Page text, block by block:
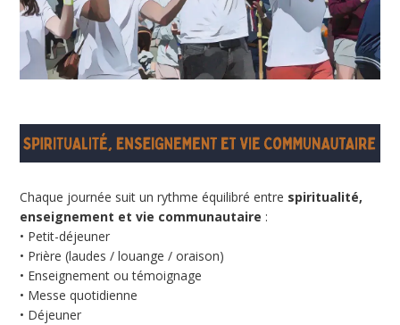
Chaque journée suit un rythme équilibré entre spiritualité,
enseignement et vie communautaire :
• Petit-déjeuner
• Prière (laudes / louange / oraison)
• Enseignement ou témoignage
• Messe quotidienne
• Déjeuner